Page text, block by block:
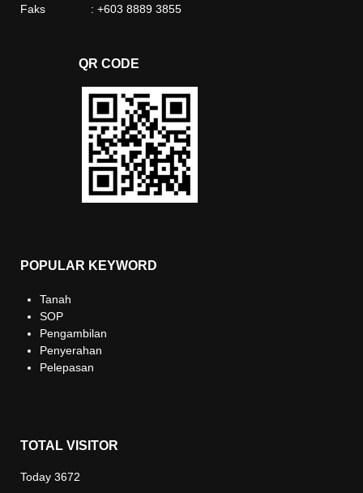
Faks : +603 8889 3855
QR CODE
POPULAR KEYWORD
Tanah
SOP
Pengambilan
Penyerahan
Pelepasan
TOTAL VISITOR
Today 3672